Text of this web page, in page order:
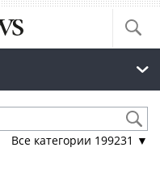
Все категории 199231 ▼